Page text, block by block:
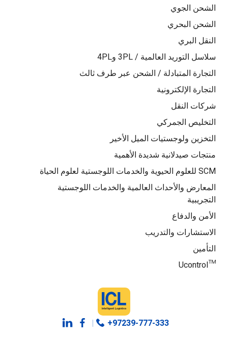
الشحن الجوي
الشحن البحري
النقل البري
سلاسل التوريد العالمية / 3PL و4PL
التجارة المتبادلة / الشحن عبر طرف ثالث
التجارة الإلكترونية
شركات النقل
التخليص الجمركي
التخزين ولوجستيات الميل الأخير
منتجات صيدلانية شديدة الأهمية
SCM للعلوم الحيوية والخدمات اللوجستية لعلوم الحياة
المعارض والأحداث العالمية والخدمات اللوجستية
التجريبية
الأمن والدفاع
الاستشارات والتدريب
التأمين
™Ucontrol
+97239-777-333
|